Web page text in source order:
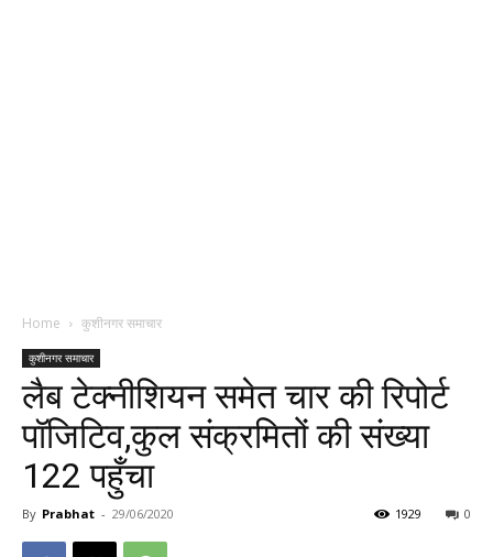
Home कुशीनगर समाचार
कुशीनगर समाचार
लैब टेक्नीशियन समेत चार की रिपोर्ट
पॉजिटिव,कुल संक्रमितों की संख्या
122 पहुँचा
By Prabhat - 29/06/2020 0
1929